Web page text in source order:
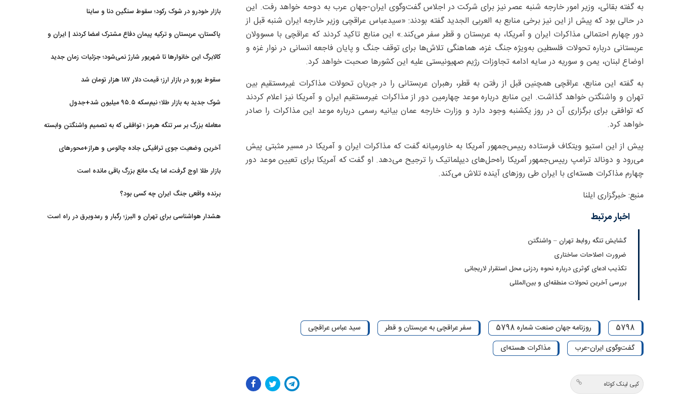
به گفته بقائی، وزیر امور خارجه شنبه عصر نیز برای شرکت در اجلاس گفت‌وگوی ایران-جهان عرب به دوحه خواهد رفت. این
در حالی بود که پیش از این نیز برخی منابع به العربی الجدید گفته بودند: «سیدعباس عراقچی وزیر خارجه ایران شنبه قبل از
دور چهارم احتمالی مذاکرات ایران و آمریکا، به عربستان و قطر سفر می‌کند.» این منابع تاکید کردند که عراقچی با مسوولان
عربستانی درباره تحولات فلسطین به‌ویژه جنگ غزه، هماهنگی تلاش‌ها برای توقف جنگ و پایان فاجعه انسانی در نوار غزه و
اوضاع لبنان، یمن و سوریه در سایه ادامه تجاوزات رژیم صهیونیستی علیه این کشورها صحبت خواهد کرد.
به گفته این منابع، عراقچی همچنین قبل از رفتن به قطر، رهبران عربستانی را در جریان تحولات مذاکرات غیرمستقیم بین
تهران و واشنگتن خواهد گذاشت. این منابع درباره موعد چهارمین دور از مذاکرات غیرمستقیم ایران و آمریکا نیز اعلام کردند
که توافقی برای برگزاری آن در روز یکشنبه وجود دارد و وزارت خارجه عمان بیانیه رسمی درباره موعد این مذاکرات را صادر
خواهد کرد.
پیش از این استیو ویتکاف فرستاده رییس‌جمهور آمریکا به خاورمیانه گفت که مذاکرات ایران و آمریکا در مسیر مثبتی پیش
می‌رود و دونالد ترامپ رییس‌جمهور آمریکا راه‌حل‌های دیپلماتیک را ترجیح می‌دهد. او گفت که آمریکا برای تعیین موعد دور
چهارم مذاکرات هسته‌ای با ایران طی روزهای آینده تلاش می‌کند.
منبع: خبرگزاری ایلنا
اخبار مرتبط
گشایش تنگه روابط تهران – واشنگتن
ضرورت اصلاحات ساختاری
تکذیب ادعای کوثری درباره نحوه ردزنی محل استقرار لاریجانی
بررسی آخرین تحولات منطقه‌ای و بین‌المللی
5798 روزنامه جهان صنعت شماره 5798 سفر عراقچی به عربستان و قطر
سید عباس عراقچی
گفت‌وگوی ایران-عرب
مذاکرات هسته‌ای
کپی لینک کوتاه
بازار خودرو در شوک رکود؛ سقوط سنگین دنا و ساینا
پاکستان، عربستان و ترکیه پیمان دفاع مشترک امضا کردند | ایران و
کالابرگ این خانوارها تا شهریور شارژ نمی‌شود؛ جزئیات زمان جدید
سقوط یورو در بازار ارز؛ قیمت دلار ۱۸۷ هزار تومان شد
شوک جدید به بازار طلا؛ نیم‌سکه ۹۵.۵ میلیون شد+جدول
معامله بزرگ بر سر تنگه هرمز ؛ توافقی که به تصمیم واشنگتن وابسته
آخرین وضعیت جوی ترافیکی جاده چالوس و هراز+محورهای
بازار طلا اوج گرفت، اما یک مانع بزرگ باقی مانده است
برنده واقعی جنگ ایران چه کسی بود؟
هشدار هواشناسی برای تهران و البرز؛ رگبار و رعدوبرق در راه است